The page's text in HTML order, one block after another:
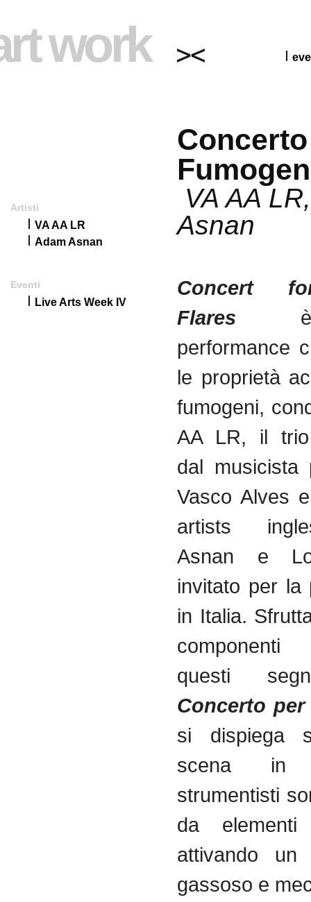
work
Artisti
VA AA LR
Adam Asnan
Eventi
Live Arts Week IV
VA AA
Asnan
Concert
Flares
è
performance
le proprietà
fumogeni,
AA LR, il
dal musicista
Vasco Alves
artists
Asnan e
invitato per la
in Italia.
componenti
questi
Concerto
si
dispiega
scena
strumentisti
da
elementi
attivando
gassoso e